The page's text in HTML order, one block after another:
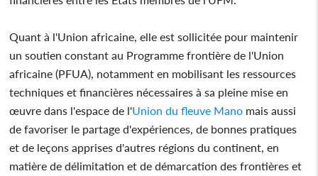
Quant à l'Union africaine, elle est sollicitée pour maintenir
un soutien constant au Programme frontière de l'Union
africaine (PFUA), notamment en mobilisant les ressources
techniques et financières nécessaires à sa pleine mise en
œuvre dans l'espace de l'Union du fleuve Mano mais aussi
de favoriser le partage d'expériences, de bonnes pratiques
et de leçons apprises d'autres régions du continent, en
matière de délimitation et de démarcation des frontières et